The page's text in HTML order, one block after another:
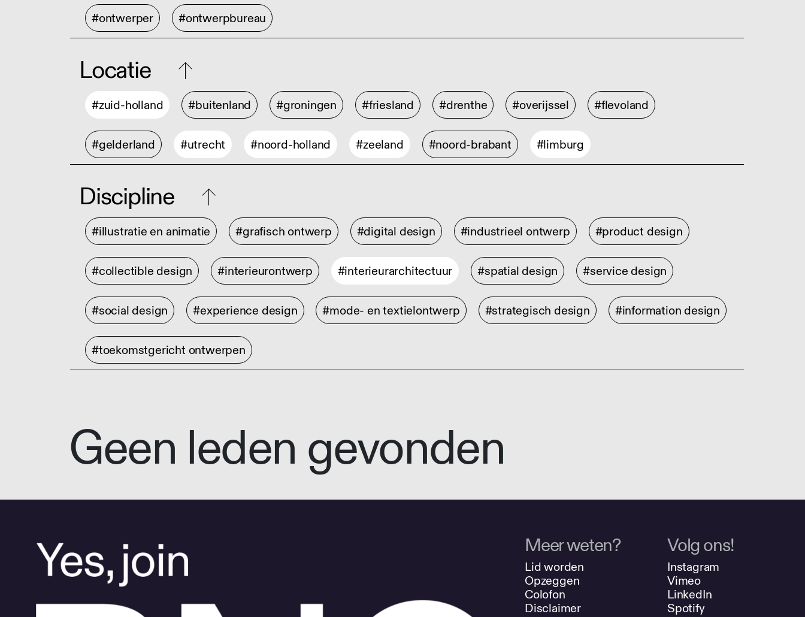
#ontwerper #ontwerpbureau
Locatie
#zuid-holland #buitenland #groningen #friesland #drenthe #overijssel #flevoland
#gelderland #utrecht #noord-holland #zeeland #noord-brabant #limburg
Discipline
#illustratie en animatie #grafisch ontwerp #digital design #industrieel ontwerp #product design
#collectible design #interieurontwerp #interieurarchitectuur #spatial design #service design
#social design #experience design #mode- en textielontwerp #strategisch design #information design
#toekomstgericht ontwerpen
Geen leden gevonden
Meer weten?
Lid worden
Opzeggen
Colofon
Disclaimer
Volg ons!
Instagram
Vimeo
LinkedIn
Spotify